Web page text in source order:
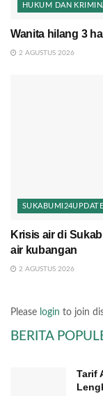
HUKUM DAN
Wanita hilang 3
2 AGUSTUS 2026
SUKABUMI24UPDATE
Krisis air di
air kubangan
2 AGUSTUS 2026
Please login to join
BERITA
Tarif